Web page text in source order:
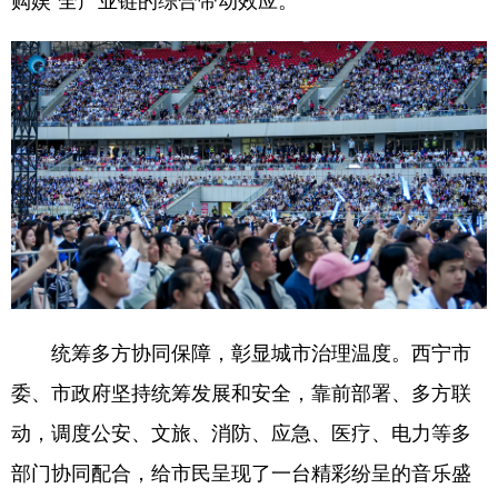
统筹多方协同保障，彰显城市治理温度。西宁市
委、市政府坚持统筹发展和安全，靠前部署、多方联
动，调度公安、文旅、消防、应急、医疗、电力等多
部门协同配合，给市民呈现了一台精彩纷呈的音乐盛